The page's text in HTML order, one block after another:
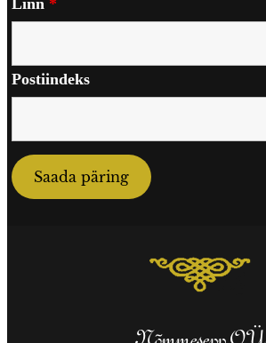
Postiindeks